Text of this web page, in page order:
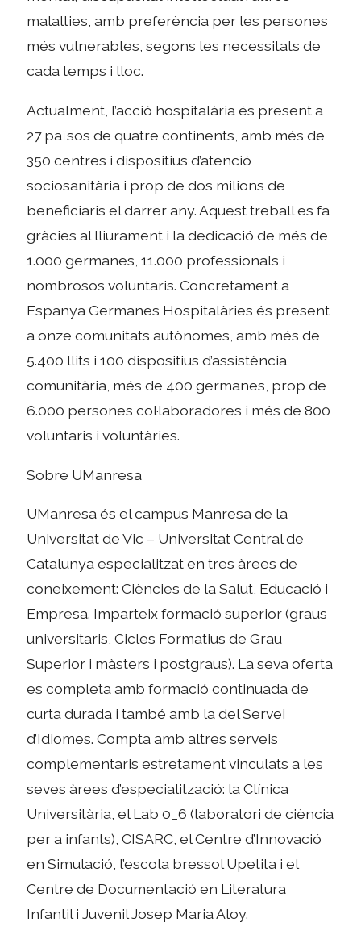
malalties, amb preferència per les persones
més vulnerables, segons les necessitats de
cada temps i lloc.
Actualment, l’acció hospitalària és present a
27 països de quatre continents, amb més de
350 centres i dispositius d’atenció
sociosanitària i prop de dos milions de
beneficiaris el darrer any. Aquest treball es fa
gràcies al lliurament i la dedicació de més de
1.000 germanes, 11.000 professionals i
nombrosos voluntaris. Concretament a
Espanya Germanes Hospitalàries és present
a onze comunitats autònomes, amb més de
5.400 llits i 100 dispositius d’assistència
comunitària, més de 400 germanes, prop de
6.000 persones col·laboradores i més de 800
voluntaris i voluntàries.
Sobre UManresa
UManresa és el campus Manresa de la
Universitat de Vic – Universitat Central de
Catalunya especialitzat en tres àrees de
coneixement: Ciències de la Salut, Educació i
Empresa. Imparteix formació superior (graus
universitaris, Cicles Formatius de Grau
Superior i màsters i postgraus). La seva oferta
es completa amb formació continuada de
curta durada i també amb la del Servei
d’Idiomes. Compta amb altres serveis
complementaris estretament vinculats a les
seves àrees d’especialització: la Clínica
Universitària, el Lab 0_6 (laboratori de ciència
per a infants), CISARC, el Centre d’Innovació
en Simulació, l’escola bressol Upetita i el
Centre de Documentació en Literatura
Infantil i Juvenil Josep Maria Aloy.